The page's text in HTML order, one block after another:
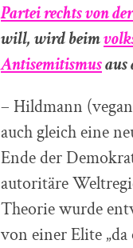
Partei rechts von
will, wird beim
Antisemitismusaus
– Hildmann
auch gleich eine
Ende der
autoritäre
Theorie wurde
von einer Elite